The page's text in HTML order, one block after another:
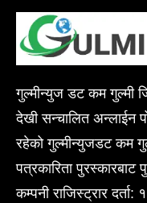
गुल्मीन्युज डट कम गुल्मी
देखी सन्चालित अन्लाईन
रहेको गुल्मीन्युजडट कम
पत्रकारिता
कम्पनी राजिस्ट्रार